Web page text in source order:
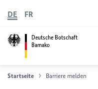
Deutsche Botschaft
Bamako
DE FR
Startseite Barriere melden